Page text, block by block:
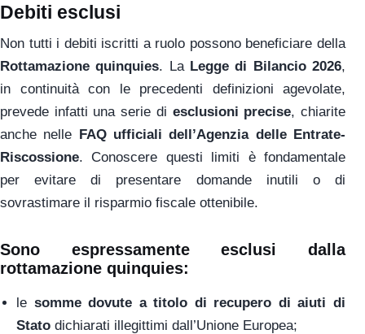
Debiti esclusi
Non tutti i debiti iscritti a ruolo possono beneficiare della
Rottamazione quinquies. La Legge di Bilancio 2026,
in continuità con le precedenti definizioni agevolate,
prevede infatti una serie di esclusioni precise, chiarite
anche nelle FAQ ufficiali dell’Agenzia delle Entrate-
Riscossione. Conoscere questi limiti è fondamentale
per evitare di presentare domande inutili o di
sovrastimare il risparmio fiscale ottenibile.
Sono espressamente esclusi dalla
rottamazione quinquies:
le somme dovute a titolo di recupero di aiuti di
Stato dichiarati illegittimi dall’Unione Europea;